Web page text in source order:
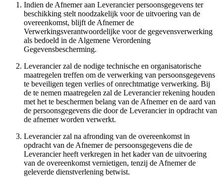
Indien de Afnemer aan Leverancier persoonsgegevens ter
beschikking stelt noodzakelijk voor de uitvoering van de
overeenkomst, blijft de Afnemer de
Verwerkingsverantwoordelijke voor de gegevensverwerking
als bedoeld in de Algemene Verordening
Gegevensbescherming.
Leverancier zal de nodige technische en organisatorische
maatregelen treffen om de verwerking van persoonsgegevens
te beveiligen tegen verlies of onrechtmatige verwerking. Bij
de te nemen maatregelen zal de Leverancier rekening houden
met het te beschermen belang van de Afnemer en de aard van
de persoonsgegevens die door de Leverancier in opdracht van
de afnemer worden verwerkt.
Leverancier zal na afronding van de overeenkomst in
opdracht van de Afnemer de persoonsgegevens die de
Leverancier heeft verkregen in het kader van de uitvoering
van de overeenkomst vernietigen, tenzij de Afnemer de
geleverde dienstverlening betwist.